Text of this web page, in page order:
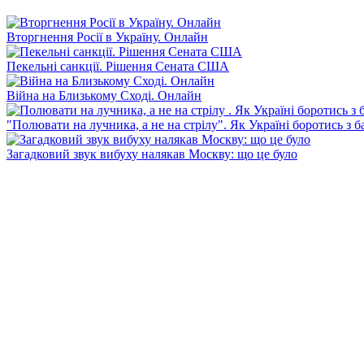
Вторгнення Росії в Україну. Онлайн
Пекельні санкції. Рішення Сената США
Війна на Близькому Сході. Онлайн
"Полювати на лучника, а не на стрілу". Як Україні боротись з
Загадковий звук вибуху налякав Москву: що це було